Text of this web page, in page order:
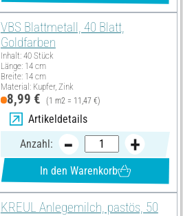
VBS Blattmetall, 40 Blatt,
Goldfarben
Inhalt: 40 Stück
Länge: 14 cm
Breite: 14 cm
Material: Kupfer, Zink
8,99 € (1 m2 = 11,47 €)
Artikeldetails
Anzahl:
In den Warenkorb
KREUL Anlegemilch, pastös, 50